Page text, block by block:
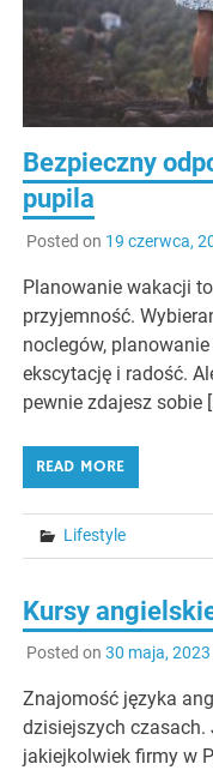
Bezpieczny
pupila
Posted on 19 czerwca,
Planowanie wakacji
przyjemność.
noclegów,
ekscytację i radość.
pewnie zdajesz sobie
READ MORE
Lifestyle
Kursy
Posted on 30 maja, 2023
Znajomość języka
dzisiejszych czasach.
jakiejkolwiek firmy w